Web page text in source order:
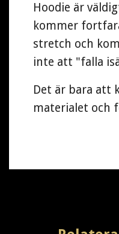
Hoodie är
kommer
stretch och
inte att "falla
Det är bara att
materialet och